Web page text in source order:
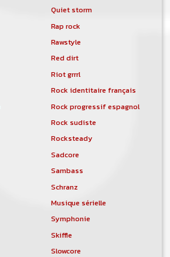
Quiet storm
Rap rock
Rawstyle
Red dirt
Riot grrrl
Rock identitaire français
Rock progressif espagnol
Rock sudiste
Rocksteady
Sadcore
Sambass
Schranz
Musique sérielle
Symphonie
Skiffle
Slowcore